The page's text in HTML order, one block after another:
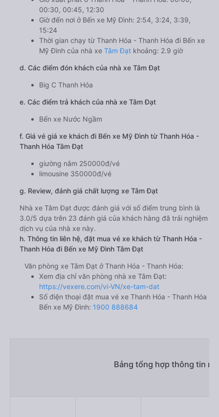
00:30, 00:45, 12:30
Giờ đến nơi ở Bến xe Mỹ Đình: 2:54, 3:24, 3:39,
15:24
Thời gian chạy từ Thanh Hóa - Thanh Hóa đi Bến xe
Mỹ Đình của nhà xe Tâm Đạt khoảng: 2.9 giờ
d. Các điểm đón khách của nhà xe Tâm Đạt
Big C Thanh Hóa
e. Các điểm trả khách của nhà xe Tâm Đạt
Bến xe Nước Ngầm
f. Giá vé giá xe khách đi Bến xe Mỹ Đình từ Thanh Hóa -
Thanh Hóa Tâm Đạt
giường nằm 250000đ/vé
limousine 350000đ/vé
g. Review, đánh giá chất lượng xe Tâm Đạt
Nhà xe Tâm Đạt được đánh giá với số điểm trung bình là
3.0/5 dựa trên 23 đánh giá của khách hàng đã trải nghiệm
dịch vụ của nhà xe này.
h. Thông tin liên hệ, đặt mua vé xe khách từ Thanh Hóa -
Thanh Hóa đi Bến xe Mỹ Đình Tâm Đạt
Văn phòng xe Tâm Đạt ở Thanh Hóa - Thanh Hóa:
Xem địa chỉ văn phòng nhà xe Tâm Đạt:
https://vexere.com/vi-VN/xe-tam-dat
Số điện thoại đặt mua vé xe Thanh Hóa - Thanh Hóa
Bến xe Mỹ Đình: 1900 888684
Bảng tổng hợp thông tin